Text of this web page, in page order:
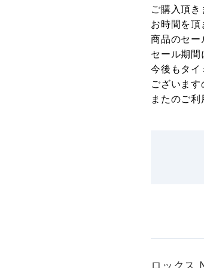
ご購入頂
お時間を頂
商品のセー
セール期間
今後もタ
ございます
またのご利